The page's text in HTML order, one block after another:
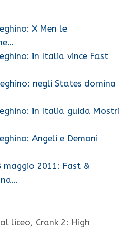
X Men le
in Italia vince Fast
negli States domina
in Italia guida Mostri
Angeli e Demoni
2011: Fast &
liceo, Crank 2: High